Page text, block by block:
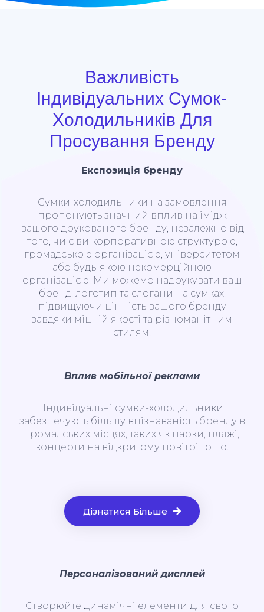
Важливість
Індивідуальних Сумок-
Холодильників Для
Просування Бренду
Експозиція бренду
Сумки-холодильники на замовлення
пропонують значний вплив на імідж
вашого друкованого бренду, незалежно від
того, чи є ви корпоративною структурою,
громадською організацією, університетом
або будь-якою некомерційною
організацією. Ми можемо надрукувати ваш
бренд, логотип та слогани на сумках,
підвищуючи цінність вашого бренду
завдяки міцній якості та різноманітним
стилям.
Вплив мобільної реклами
Індивідуальні сумки-холодильники
забезпечують більшу впізнаваність бренду в
громадських місцях, таких як парки, пляжі,
концерти на відкритому повітрі тощо.
Дізнатися Більше
Персоналізований дисплей
Створюйте динамічні елементи для свого